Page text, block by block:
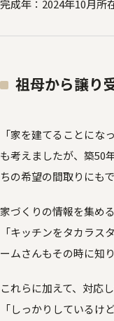
完成年：2024年10月所
祖母から譲り
「家を建てることに
も考えましたが、築50
ちの希望の間取りにも
家づくりの情報を集め
「キッチンをタカラ
ームさんもその時に知
これらに加えて、対応
「しっかりしている